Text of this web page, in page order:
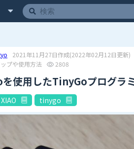
2021年11月27日作成(2022年02月12日更新)
プや使用方法
2808
使用したTinyGoプログラ
XIAO tinygo